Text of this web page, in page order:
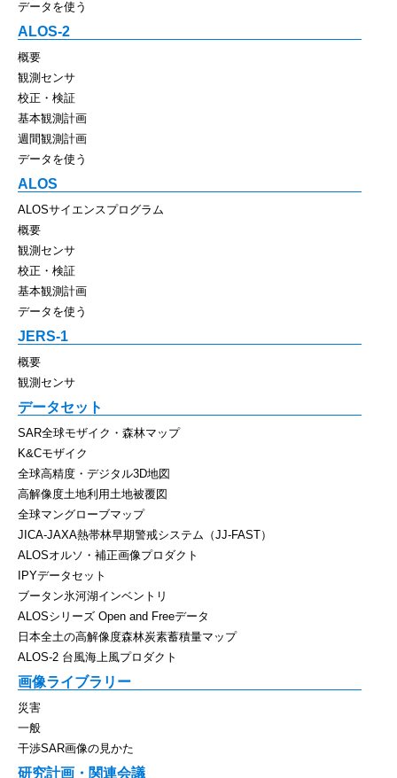
データを使う
ALOS-2
概要
観測センサ
校正・検証
基本観測計画
週間観測計画
データを使う
ALOS
ALOSサイエンスプログラム
概要
観測センサ
校正・検証
基本観測計画
データを使う
JERS-1
概要
観測センサ
データセット
SAR全球モザイク・森林マップ
K&Cモザイク
全球高精度・デジタル3D地図
高解像度土地利用土地被覆図
全球マングローブマップ
JICA-JAXA熱帯林早期警戒システム（JJ-FAST）
ALOSオルソ・補正画像プロダクト
IPYデータセット
ブータン氷河湖インベントリ
ALOSシリーズ Open and Freeデータ
日本全土の高解像度森林炭素蓄積量マップ
ALOS-2 台風海上風プロダクト
画像ライブラリー
災害
一般
干渉SAR画像の見かた
研究計画・関連会議